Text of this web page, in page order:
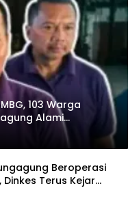
103 Warga
Alami
Beroperasi
Dinkes Terus Kejar